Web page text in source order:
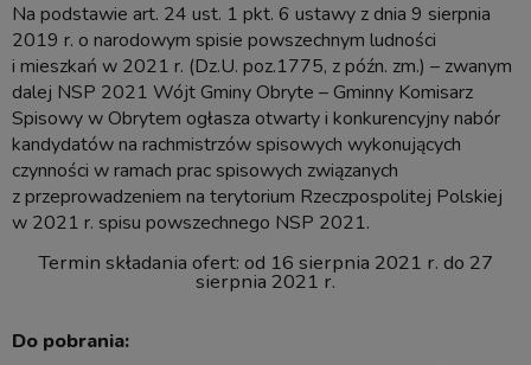
Na podstawie art. 24 ust. 1 pkt. 6 ustawy z dnia 9 sierpnia
2019 r. o narodowym spisie powszechnym ludności
i mieszkań w 2021 r. (Dz.U. poz.1775, z późn. zm.) – zwanym
dalej NSP 2021 Wójt Gminy Obryte – Gminny Komisarz
Spisowy w Obrytem ogłasza otwarty i konkurencyjny nabór
kandydatów na rachmistrzów spisowych wykonujących
czynności w ramach prac spisowych związanych
z przeprowadzeniem na terytorium Rzeczpospolitej Polskiej
w 2021 r. spisu powszechnego NSP 2021.
Termin składania ofert: od 16 sierpnia 2021 r. do 27
sierpnia 2021 r.
Do pobrania: